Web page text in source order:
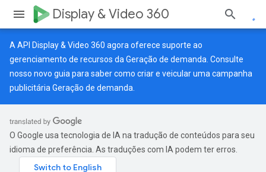
Display & Video 360
A API Display & Video 360 agora oferece suporte ao
gerenciamento de recursos da Geração de demanda. Consulte
nosso novo guia para saber como criar e veicular uma campanha
publicitária Geração de demanda.
O Google usa tecnologia de IA na tradução de conteúdos para seu
idioma de preferência. As traduções com IA podem ter erros.